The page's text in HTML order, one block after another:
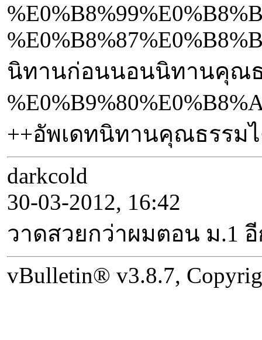
นิทานก่อนนอนนิทานคุณธรรม
++อัพเดทนิทานคุณธรรมได้
darkcold
30-03-2012, 16:42
วาดสวยกว่าผมตอน ม.1
vBulletin® v3.8.7,